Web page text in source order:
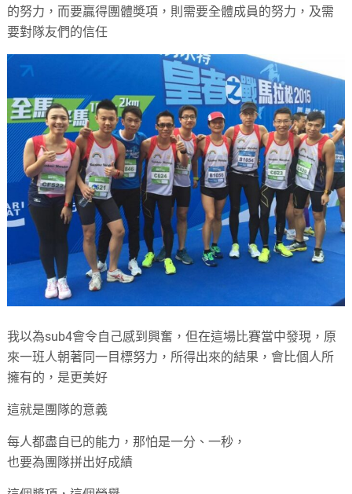
的努力，而要贏得團體奬項，則需要全體成員的努力，及需
要對隊友們的信任
我以為sub4會令自己感到興奮，但在這場比賽當中發現，原
來一班人朝著同一目標努力，所得出來的結果，會比個人所
擁有的，是更美好
這就是團隊的意義
每人都盡自已的能力，那怕是一分、一秒，
也要為團隊拼出好成績